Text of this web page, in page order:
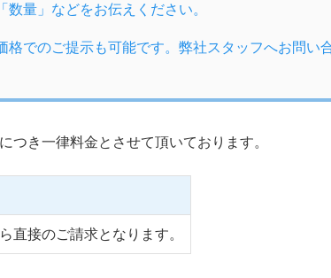
量」などをお伝えください。
格でのご提示も可能です。弊社スタッフへお問い
き一律料金とさせて頂いております。
直接のご請求となります。